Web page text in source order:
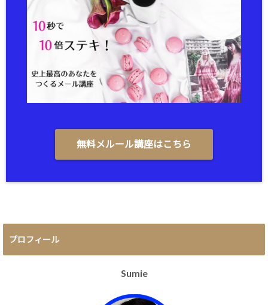
無料メルール講座はこちら
プロフィール
Sumie